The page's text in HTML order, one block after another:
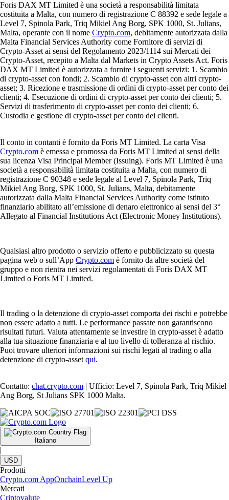
Foris DAX MT Limited è una società a responsabilità limitata
costituita a Malta, con numero di registrazione C 88392 e sede legale a
Level 7, Spinola Park, Triq Mikiel Ang Borg, SPK 1000, St. Julians,
Malta, operante con il nome Crypto.com, debitamente autorizzata dalla
Malta Financial Services Authority come Fornitore di servizi di
Crypto-Asset ai sensi del Regolamento 2023/1114 sui Mercati dei
Crypto-Asset, recepito a Malta dal Markets in Crypto Assets Act. Foris
DAX MT Limited è autorizzata a fornire i seguenti servizi: 1. Scambio
di crypto-asset con fondi; 2. Scambio di crypto-asset con altri crypto-
asset; 3. Ricezione e trasmissione di ordini di crypto-asset per conto dei
clienti; 4. Esecuzione di ordini di crypto-asset per conto dei clienti; 5.
Servizi di trasferimento di crypto-asset per conto dei clienti; 6.
Custodia e gestione di crypto-asset per conto dei clienti.
Il conto in contanti è fornito da Foris MT Limited. La carta Visa
Crypto.com è emessa e promossa da Foris MT Limited ai sensi della
sua licenza Visa Principal Member (Issuing). Foris MT Limited è una
società a responsabilità limitata costituita a Malta, con numero di
registrazione C 90348 e sede legale al Level 7, Spinola Park, Triq
Mikiel Ang Borg, SPK 1000, St. Julians, Malta, debitamente
autorizzata dalla Malta Financial Services Authority come istituto
finanziario abilitato all’emissione di denaro elettronico ai sensi del 3°
Allegato al Financial Institutions Act (Electronic Money Institutions).
Qualsiasi altro prodotto o servizio offerto e pubblicizzato su questa
pagina web o sull’App Crypto.com è fornito da altre società del
gruppo e non rientra nei servizi regolamentati di Foris DAX MT
Limited o Foris MT Limited.
Il trading o la detenzione di crypto-asset comporta dei rischi e potrebbe
non essere adatto a tutti. Le performance passate non garantiscono
risultati futuri. Valuta attentamente se investire in crypto-asset è adatto
alla tua situazione finanziaria e al tuo livello di tolleranza al rischio.
Puoi trovare ulteriori informazioni sui rischi legati al trading o alla
detenzione di crypto-asset qui.
Contatto: chat.crypto.com | Ufficio: Level 7, Spinola Park, Triq Mikiel
Ang Borg, St Julians SPK 1000 Malta.
Italiano
|
USD
Prodotti
Crypto.com AppOnchainLevel Up
Mercati
Criptovalute